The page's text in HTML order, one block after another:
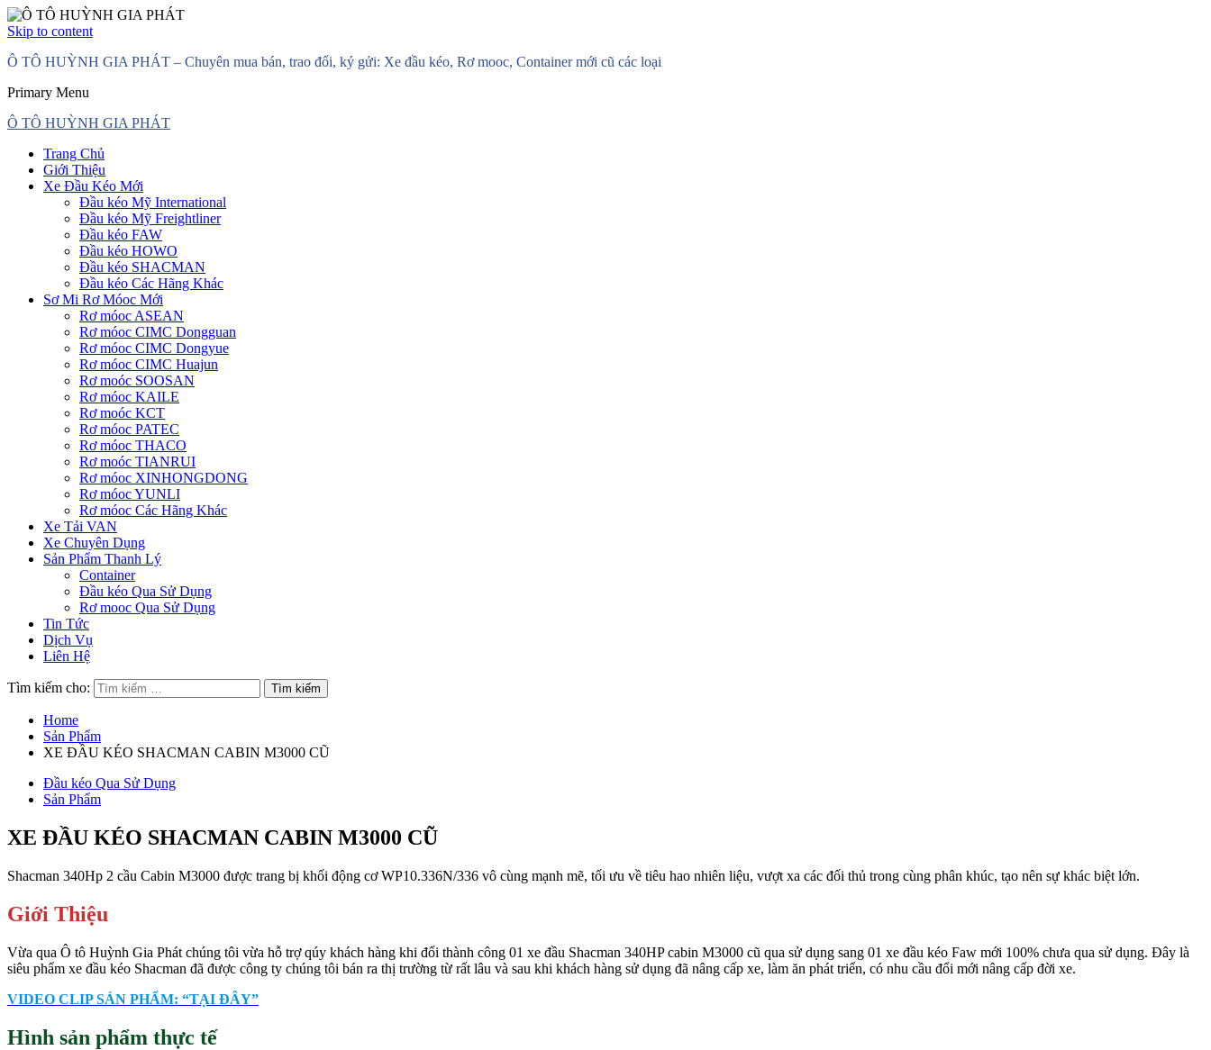
Skip to content
Ô TÔ HUỲNH GIA PHÁT – Chuyên mua bán, trao đổi, ký gửi: Xe đầu kéo, Rơ mooc, Container mới cũ các loại
Primary Menu
Ô TÔ HUỲNH GIA PHÁT
Trang Chủ
Giới Thiệu
Xe Đầu Kéo Mới
Đầu kéo Mỹ International
Đầu kéo Mỹ Freightliner
Đầu kéo FAW
Đầu kéo HOWO
Đầu kéo SHACMAN
Đầu kéo Các Hãng Khác
Sơ Mi Rơ Móoc Mới
Rơ móoc ASEAN
Rơ móoc CIMC Dongguan
Rơ móoc CIMC Dongyue
Rơ móoc CIMC Huajun
Rơ moóc SOOSAN
Rơ móoc KAILE
Rơ moóc KCT
Rơ móoc PATEC
Rơ móoc THACO
Rơ moóc TIANRUI
Rơ móoc XINHONGDONG
Rơ móoc YUNLI
Rơ móoc Các Hãng Khác
Xe Tải VAN
Xe Chuyên Dụng
Sản Phẩm Thanh Lý
Container
Đầu kéo Qua Sử Dụng
Rơ mooc Qua Sử Dụng
Tin Tức
Dịch Vụ
Liên Hệ
Tìm kiếm cho:
Home
Sản Phẩm
XE ĐẦU KÉO SHACMAN CABIN M3000 CŨ
Đầu kéo Qua Sử Dụng
Sản Phẩm
XE ĐẦU KÉO SHACMAN CABIN M3000 CŨ
Shacman 340Hp 2 cầu Cabin M3000 được trang bị khối động cơ WP10.336N/336 vô cùng mạnh mẽ, tối ưu về tiêu hao nhiên liệu, vượt xa các đối thủ trong cùng phân khúc, tạo nên sự khác biệt lớn.
Giới Thiệu
Vừa qua Ô tô Huỳnh Gia Phát chúng tôi vừa hỗ trợ qúy khách hàng khi đổi thành công 01 xe đầu Shacman 340HP cabin M3000 cũ qua sử dụng sang 01 xe đầu kéo Faw mới 100% chưa qua sử dụng. Đây là
siêu phẩm xe đầu kéo Shacman đã được công ty chúng tôi bán ra thị trường từ rất lâu và sau khi khách hàng sử dụng đã nâng cấp xe, làm ăn phát triển, có nhu cầu đổi mới nâng cấp đời xe.
VIDEO CLIP SẢN PHẨM: “TẠI ĐÂY”
Hình sản phẩm thực tế